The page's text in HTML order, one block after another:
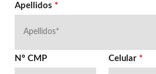
Apellidos *
Nº CMP Celular *